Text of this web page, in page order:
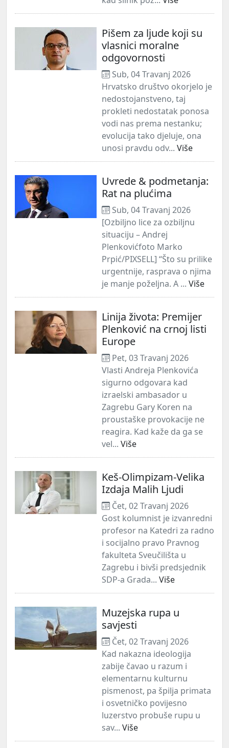
Pišem za ljude koji su
vlasnici moralne
odgovornosti
Sub, 04 Travanj 2026
Hrvatsko društvo okorjelo je
nedostojanstveno, taj
prokleti nedostatak ponosa
vodi nas prema nestanku;
evolucija tako djeluje, ona
unosi pravdu odv... Više
Uvrede & podmetanja:
Rat na plućima
Sub, 04 Travanj 2026
[Ozbiljno lice za ozbiljnu
situaciju – Andrej
Plenkovićfoto Marko
Prpić/PIXSELL] “Što su prilike
urgentnije, rasprava o njima
je manje poželjna. A ... Više
Linija života: Premijer
Plenković na crnoj listi
Europe
Pet, 03 Travanj 2026
Vlasti Andreja Plenkovića
sigurno odgovara kad
izraelski ambasador u
Zagrebu Gary Koren na
proustaške provokacije ne
reagira. Kad kaže da ga se
vel... Više
Keš-Olimpizam-Velika
Izdaja Malih Ljudi
Čet, 02 Travanj 2026
Gost kolumnist je izvanredni
profesor na Katedri za radno
i socijalno pravo Pravnog
fakulteta Sveučilišta u
Zagrebu i bivši predsjednik
SDP-a Grada... Više
Muzejska rupa u
savjesti
Čet, 02 Travanj 2026
Kad nakazna ideologija
zabije čavao u razum i
elementarnu kulturnu
pismenost, pa špilja primata
i osvetničko povijesno
luzerstvo probuše rupu u
sav... Više